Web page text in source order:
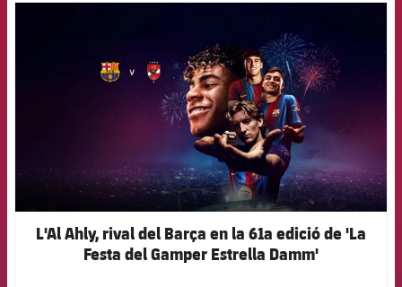
L'Al Ahly, rival del Barça en la 61a edició de 'La
Festa del Gamper Estrella Damm'